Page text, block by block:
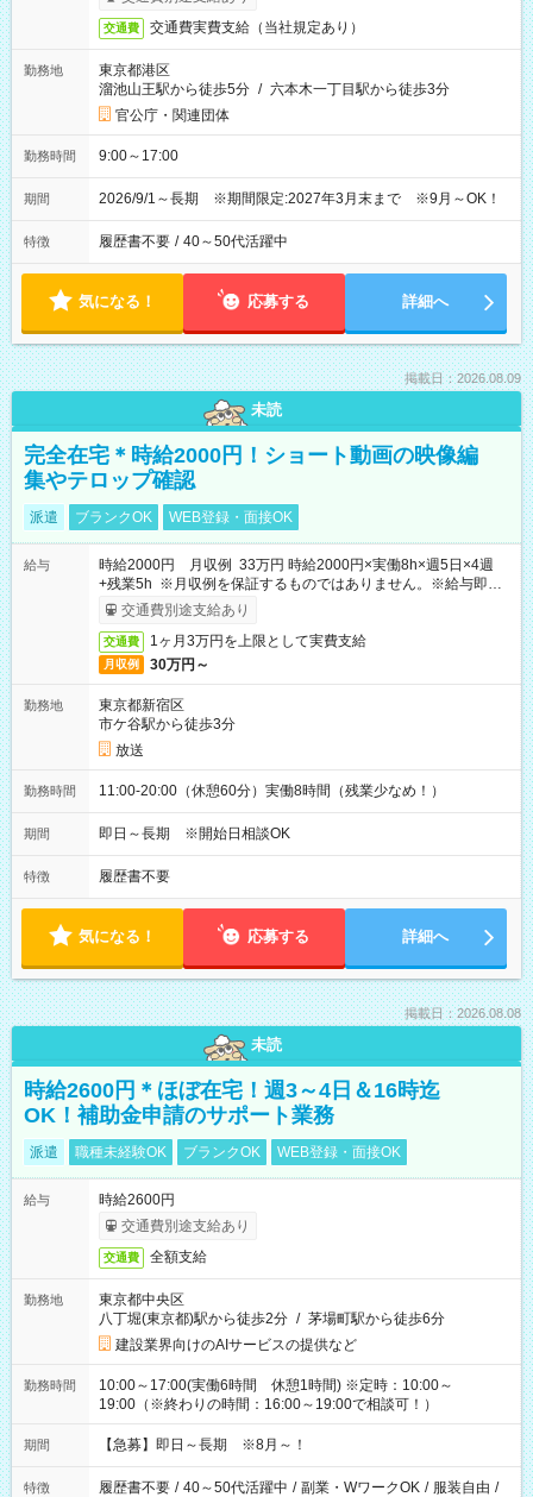
交通費 交通費実費支給（当社規定あり）
勤務地
東京都港区
溜池山王駅から徒歩5分 / 六本木一丁目駅から徒歩3分
官公庁・関連団体
勤務時間 9:00～17:00
期間 2026/9/1～長期 ※期間限定:2027年3月末まで ※9月～OK！
特徴 履歴書不要 / 40～50代活躍中
気になる！ 応募する 詳細へ
掲載日：2026.08.09
未読
完全在宅＊時給2000円！ショート動画の映像編
集やテロップ確認
派遣 ブランクOK WEB登録・面接OK
給与
時給2000円 月収例 33万円 時給2000円×実働8h×週5日×4週
+残業5h ※月収例を保証するものではありません。※給与即受
取りサービス利用可（利用条件有）
交通費別途支給あり
交通費 1ヶ月3万円を上限として実費支給
月収例 30万円～
勤務地
東京都新宿区
市ケ谷駅から徒歩3分
放送
勤務時間 11:00-20:00（休憩60分）実働8時間（残業少なめ！）
期間 即日～長期 ※開始日相談OK
特徴 履歴書不要
気になる！ 応募する 詳細へ
掲載日：2026.08.08
未読
時給2600円＊ほぼ在宅！週3～4日＆16時迄
OK！補助金申請のサポート業務
派遣 職種未経験OK ブランクOK WEB登録・面接OK
給与
時給2600円
交通費別途支給あり
交通費 全額支給
勤務地
東京都中央区
八丁堀(東京都)駅から徒歩2分 / 茅場町駅から徒歩6分
建設業界向けのAIサービスの提供など
勤務時間
10:00～17:00(実働6時間 休憩1時間) ※定時：10:00～
19:00（※終わりの時間：16:00～19:00で相談可！）
期間 【急募】即日～長期 ※8月～！
特徴 履歴書不要 / 40～50代活躍中 / 副業・WワークOK / 服装自由 /